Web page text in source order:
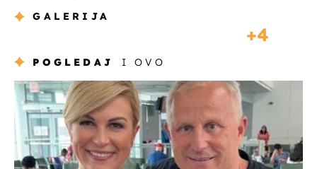
GALERIJA
4
POGLEDAJ I OVO